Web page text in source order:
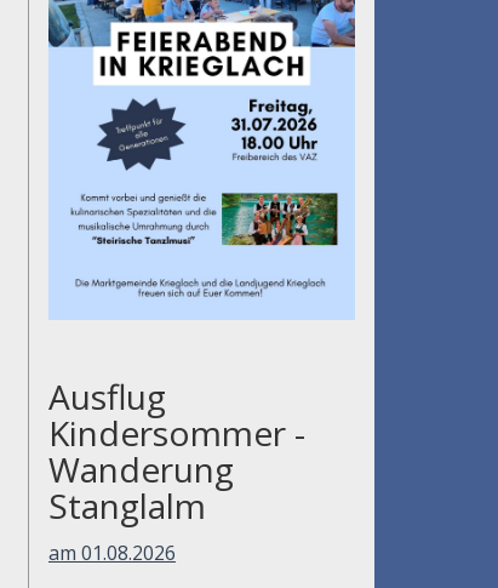
Ausflug
Kindersommer -
Wanderung
Stanglalm
am 01.08.2026